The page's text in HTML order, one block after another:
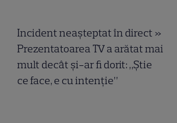
Incident neașteptat în direct »
Prezentatoarea TV a arătat mai
mult decât și-ar fi dorit: „Știe
ce face, e cu intenție”